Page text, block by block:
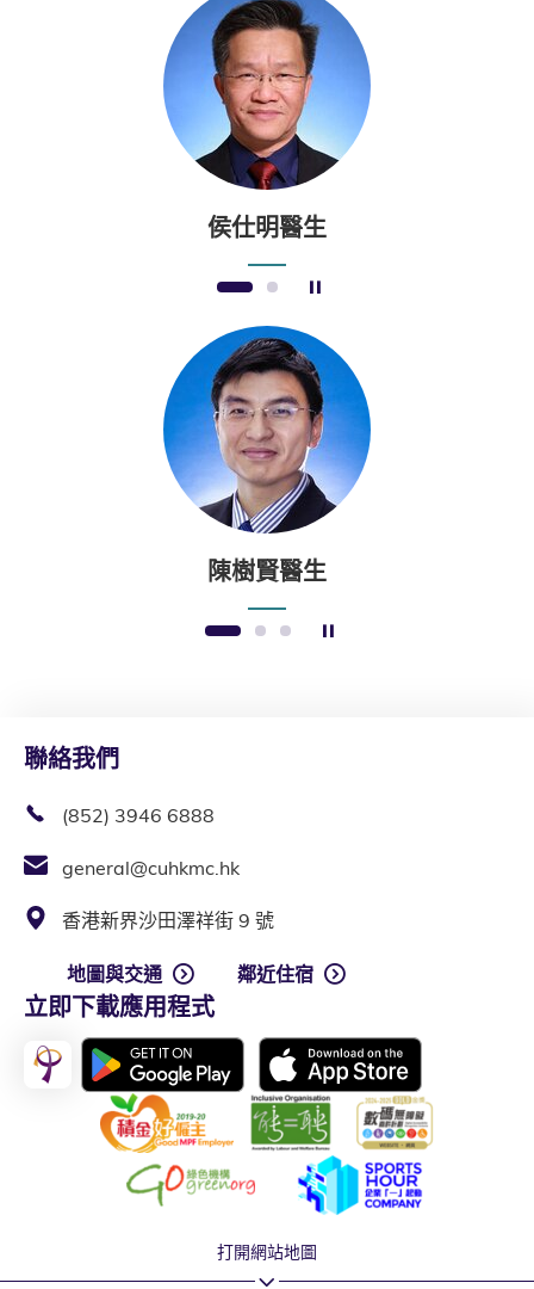
侯仕明醫生
1 2
陳樹賢醫生
1 2 3
聯絡我們
(852) 3946 6888
general@cuhkmc.hk
香港新界沙田澤祥街 9 號
地圖與交通 鄰近住宿
立即下載應用程式
打開網站地圖